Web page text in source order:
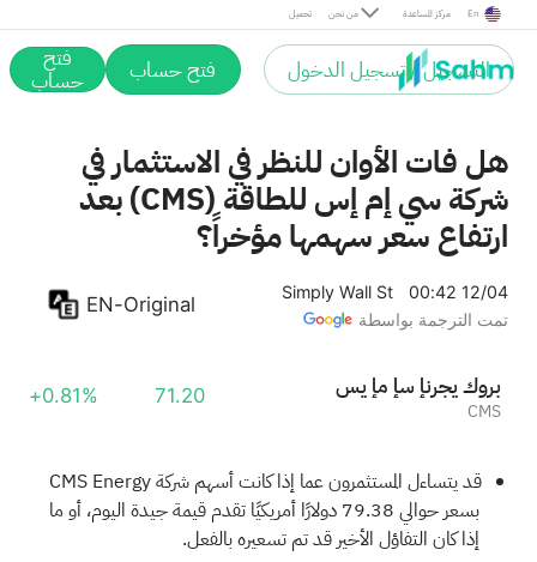
تحميل من نحن مركز المساعدة En
التسجيل / تسجيل الدخول فتح حساب فتح
حساب
هل فات الأوان للنظر في الاستثمار في
شركة سي إم إس للطاقة (CMS) بعد
ارتفاع سعر سهمها مؤخراً؟
Simply Wall St
00:42 12/04
تمت الترجمة بواسطة
EN-Original
سي إم إس إنرجي كورب
CMS
71.20
+0.81%
قد يتساءل المستثمرون عما إذا كانت أسهم شركة CMS Energy
بسعر حوالي 79.38 دولارًا أمريكيًا تقدم قيمة جيدة اليوم، أو ما
إذا كان التفاؤل الأخير قد تم تسعيره بالفعل.